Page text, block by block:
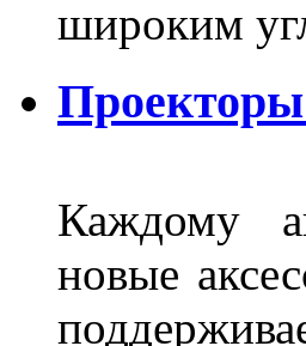
широким
Проекторы
Каждому
новые